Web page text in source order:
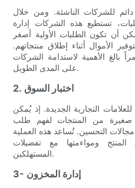
للشركات الناشئة. ومن خلال
تستطيع هذه الشركات إدارة
أن تكون الطلبات الأولية أصغر
الأموال أثناء إطلاق منتجاتهم.
بالغ الأهمية لاستدامة الشركات
على المدى الطويل.
2. اختبار السوق
التجارية الجديدة. إذ يُمكن
صغيرة من المنتجات لفهم طلب
التحسين. تُساعد هذه العملية
ومواءمتها مع تفضيلات
المستهلكين.
3- إدارة المخزون